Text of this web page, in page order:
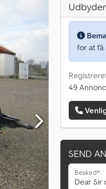
Udbyder
for at få
49
SEND
Besked*